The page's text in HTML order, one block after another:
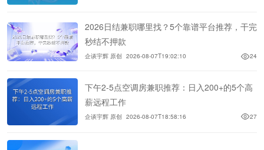
2026日结兼职哪里找？5个靠谱平台推荐，干完
秒结不押款
企谈宇辉 原创 2026-08-07T19:02:10 24
下午2-5点空调房兼职推荐：日入200+的5个高
薪远程工作
企谈宇辉 原创 2026-08-07T18:58:16 27